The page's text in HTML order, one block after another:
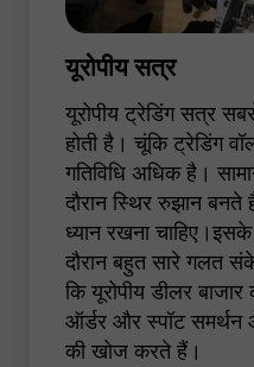
यूरोपीय सत्र
यूरोपीय ट्रेडिंग सत्र
होती है। चूंकि ट्रेडिंग
गतिविधि अधिक है।
दौरान स्थिर रुझान
ध्यान रखना
दौरान बहुत सारे गलत
कि यूरोपीय डीलर
ऑर्डर और स्पॉट समर्थन
की खोज करते हैं।